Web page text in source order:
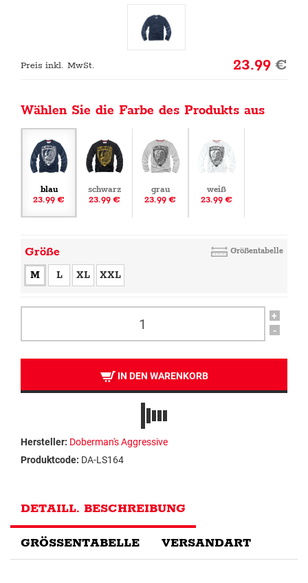
Preis inkl. MwSt. 23.99€
Wählen Sie die Farbe des Produkts aus
blau
23.99 €
schwarz
23.99 €
grau
23.99 €
weiß
23.99 €
Größe Größentabelle
M L XL XXL
+
-
IN DEN WARENKORB
Hersteller: Doberman's Aggressive
Produktcode: DA-LS164
DETAILL. BESCHREIBUNG
GRÖSSENTABELLE VERSANDART